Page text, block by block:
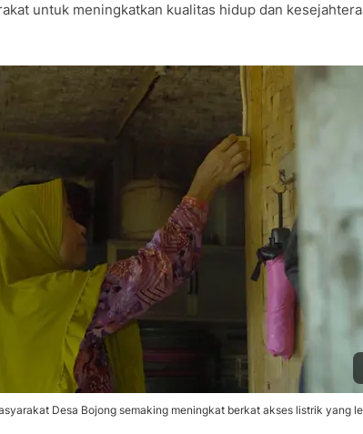
untuk meningkatkan kualitas hidup dan
Desa Bojong semaking meningkat berkat akses listrik yang